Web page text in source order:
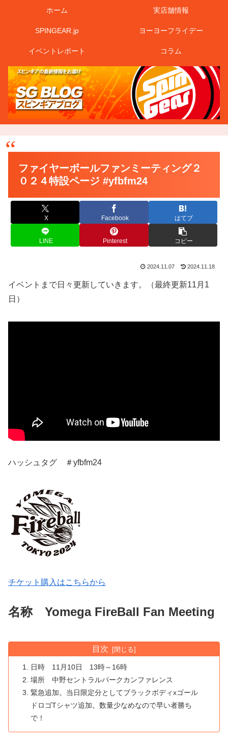
ホーム 実店舗情報
SPINGEAR.jp ヨーヨーフライデー
イベントレポート コラム
ファイヤーボールファンミーティング２
０２４特設ページ #yfbfm24
X Facebook はてブ
LINE Pinterest コピー
2024.11.07 2024.11.18
イベントまで日々更新していきます。（最終更新11月1
日）
ハッシュタグ ＃yfbfm24
チケット購入はこちらから
名称 Yomega FireBall Fan Meeting
目次
日時 11月10日 13時～16時
場所 中野セントラルパークカンファレンス
緊急追加。当日限定分としてブラックボディxゴール
ドロゴTシャツ追加。数量少なめなので早い者勝ち
で！